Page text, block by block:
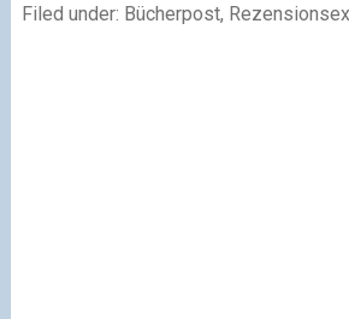
Filed under: Bücherpost,